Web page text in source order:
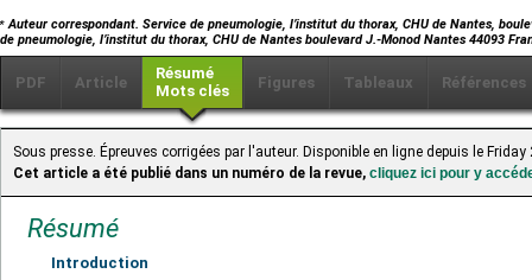
⁎ Auteur correspondant. Service de pneumologie, l’institut du thorax, CHU de Nantes,
de pneumologie, l’institut du thorax, CHU de Nantes boulevard J.-Monod Nantes 44093
PDF Article
Résumé
Mots clés
Figures Tableaux Références
Sous presse. Épreuves corrigées par l'auteur. Disponible en ligne depuis le
Cet article a été publié dans un numéro de la revue, cliquez ici pour y
Résumé
Introduction